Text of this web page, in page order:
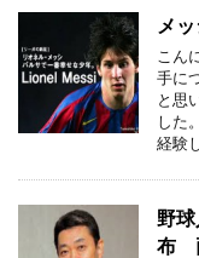
メ
こん
手に
と思
した
経験
野
布